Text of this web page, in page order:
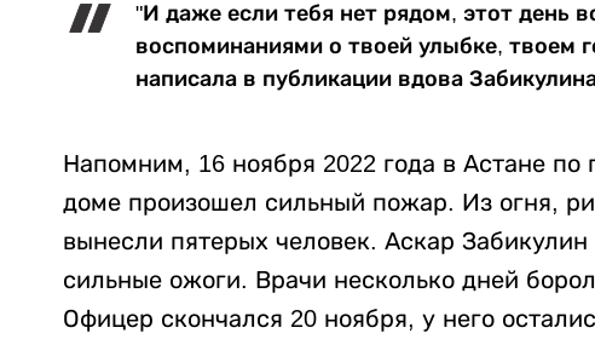
"И даже если тебя нет рядом, этот день
воспоминаниями о твоей улыбке, твоем
написала в публикации вдова
Напомним, 16 ноября 2022 года в Астане
доме произошел сильный пожар. Из огня,
вынесли пятерых человек. Аскар
сильные ожоги. Врачи несколько дней
Офицер скончался 20 ноября, у него